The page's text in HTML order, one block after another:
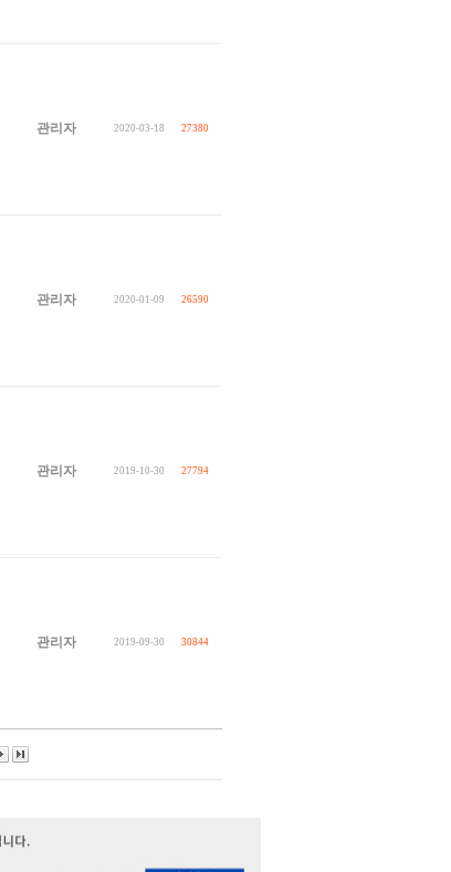
관리자 2020-03-18 27380
관리자 2020-01-09 26590
관리자 2019-10-30 27794
관리자 2019-09-30 30844